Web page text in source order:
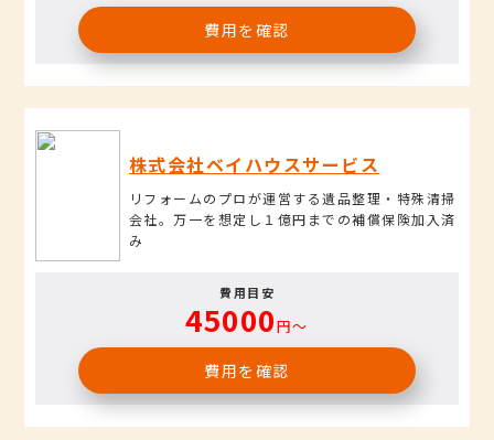
費用を確認
株式会社ベイハウスサービス
リフォームのプロが運営する遺品整理・特殊清掃
会社。万一を想定し１億円までの補償保険加入済
み
費用目安
45000円〜
費用を確認